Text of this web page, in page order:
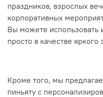
праздников, взрослых
корпоративных
Вы можете использовать
просто в качестве
Кроме того, мы
пиньяту с